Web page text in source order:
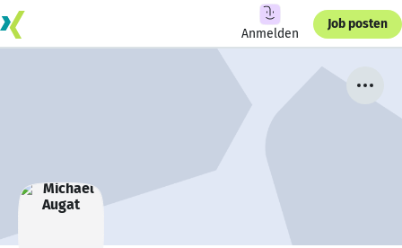
Anmelden
Job posten